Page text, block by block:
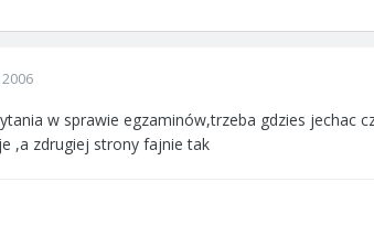
w sprawie egzaminów,trzeba gdzies
,a zdrugiej strony fajnie tak